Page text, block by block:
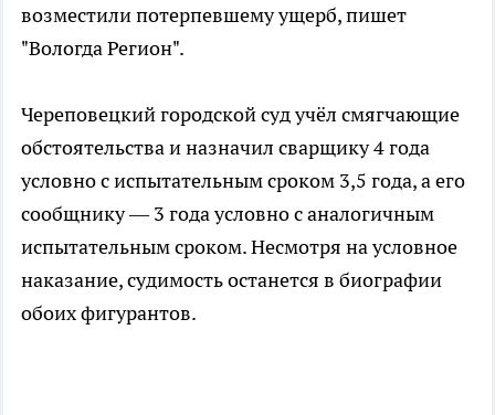
возместили потерпевшему ущерб, пишет
"Вологда Регион".
Череповецкий городской суд учёл смягчающие
обстоятельства и назначил сварщику 4 года
условно с испытательным сроком 3,5 года, а его
сообщнику — 3 года условно с аналогичным
испытательным сроком. Несмотря на условное
наказание, судимость останется в биографии
обоих фигурантов.